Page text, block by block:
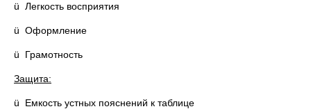
ü Легкость восприятия
ü Оформление
ü Грамотность
Защита:
ü Емкость устных пояснений к таблице